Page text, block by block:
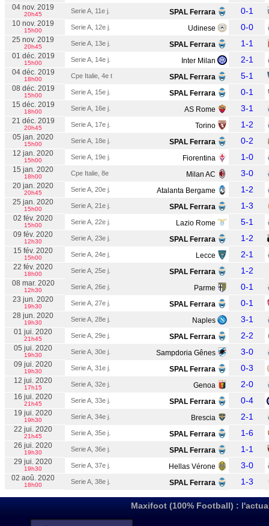
04 nov. 2019
20h45 Serie A, 11e j. SPAL Ferrara 0-1
10 nov. 2019
15h00 Serie A, 12e j. Udinese 0-0
25 nov. 2019
20h45 Serie A, 13e j. SPAL Ferrara 1-1
01 déc. 2019
15h00 Serie A, 14e j. Inter Milan 2-1
04 déc. 2019
18h00 Cpe Italie, 4e t SPAL Ferrara 5-1
08 déc. 2019
15h00 Serie A, 15e j. SPAL Ferrara 0-1
15 déc. 2019
18h00 Serie A, 16e j. AS Rome 3-1
21 déc. 2019
20h45 Serie A, 17e j. Torino 1-2
05 jan. 2020
15h00 Serie A, 18e j. SPAL Ferrara 0-2
12 jan. 2020
15h00 Serie A, 19e j. Fiorentina 1-0
15 jan. 2020
18h00 Cpe Italie, 8e Milan AC 3-0
20 jan. 2020
20h45 Serie A, 20e j. Atalanta Bergame 1-2
25 jan. 2020
15h00 Serie A, 21e j. SPAL Ferrara 1-3
02 fév. 2020
15h00 Serie A, 22e j. Lazio Rome 5-1
09 fév. 2020
12h30 Serie A, 23e j. SPAL Ferrara 1-2
15 fév. 2020
15h00 Serie A, 24e j. Lecce 2-1
22 fév. 2020
18h00 Serie A, 25e j. SPAL Ferrara 1-2
08 mar. 2020
12h30 Serie A, 26e j. Parme 0-1
23 jun. 2020
19h30 Serie A, 27e j. SPAL Ferrara 0-1
28 jun. 2020
19h30 Serie A, 28e j. Naples 3-1
01 jui. 2020
21h45 Serie A, 29e j. SPAL Ferrara 2-2
05 jui. 2020
19h30 Serie A, 30e j. Sampdoria Gênes 3-0
09 jui. 2020
19h30 Serie A, 31e j. SPAL Ferrara 0-3
12 jui. 2020
17h15 Serie A, 32e j. Genoa 2-0
16 jui. 2020
21h45 Serie A, 33e j. SPAL Ferrara 0-4
19 jui. 2020
19h30 Serie A, 34e j. Brescia 2-1
22 jui. 2020
21h45 Serie A, 35e j. SPAL Ferrara 1-6
26 jui. 2020
19h30 Serie A, 36e j. SPAL Ferrara 1-1
29 jui. 2020
19h30 Serie A, 37e j. Hellas Vérone 3-0
02 aoû. 2020
18h00 Serie A, 38e j. SPAL Ferrara 1-3
Maxifoot (100% Football) :